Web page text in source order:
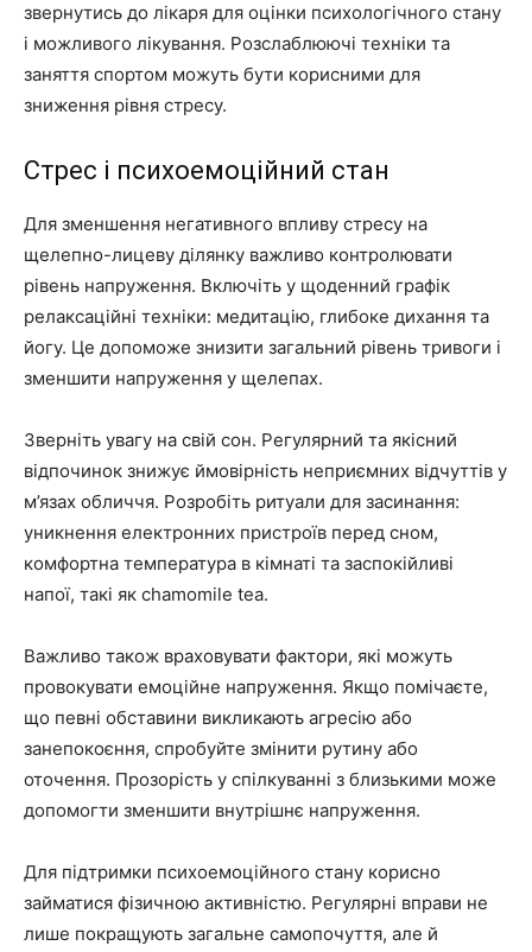
звернутись до лікаря для оцінки психологічного стану
і можливого лікування. Розслаблюючі техніки та
заняття спортом можуть бути корисними для
зниження рівня стресу.
Стрес і психоемоційний стан
Для зменшення негативного впливу стресу на
щелепно-лицеву ділянку важливо контролювати
рівень напруження. Включіть у щоденний графік
релаксаційні техніки: медитацію, глибоке дихання та
йогу. Це допоможе знизити загальний рівень тривоги і
зменшити напруження у щелепах.
Зверніть увагу на свій сон. Регулярний та якісний
відпочинок знижує ймовірність неприємних відчуттів у
м’язах обличчя. Розробіть ритуали для засинання:
уникнення електронних пристроїв перед сном,
комфортна температура в кімнаті та заспокійливі
напої, такі як chamomile tea.
Важливо також враховувати фактори, які можуть
провокувати емоційне напруження. Якщо помічаєте,
що певні обставини викликають агресію або
занепокоєння, спробуйте змінити рутину або
оточення. Прозорість у спілкуванні з близькими може
допомогти зменшити внутрішнє напруження.
Для підтримки психоемоційного стану корисно
займатися фізичною активністю. Регулярні вправи не
лише покращують загальне самопочуття, але й